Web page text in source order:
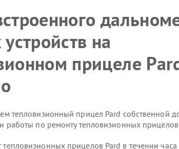
на
прицеле
тепловизионный прицел Pard собственной
работы по ремонту тепловизионных
прицелов Pard в течении часа